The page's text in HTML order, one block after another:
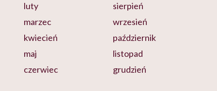
luty
marzec
kwiecień
maj
czerwiec
sierpień
wrzesień
październik
listopad
grudzień